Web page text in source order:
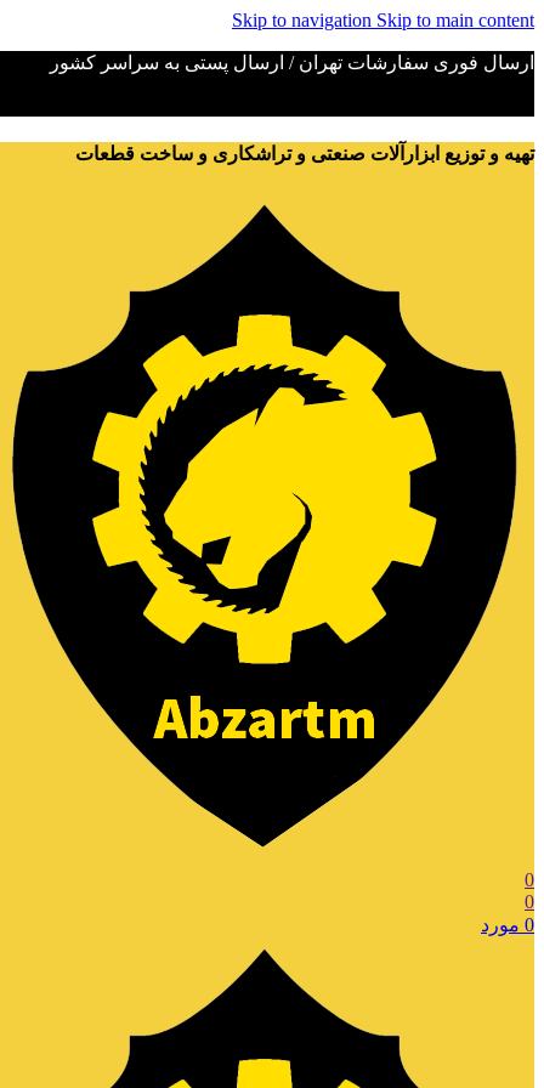
Skip to navigation Skip to main content
ارسال فوری سفارشات تهران / ارسال پستی به سراسر کشور
تهیه و توزیع ابزارآلات صنعتی و تراشکاری و ساخت قطعات
0
0
0 مورد